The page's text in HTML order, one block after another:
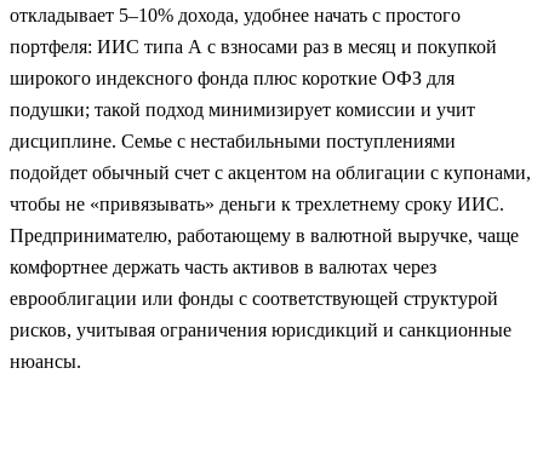
откладывает 5–10% дохода, удобнее начать с простого
портфеля: ИИС типа А с взносами раз в месяц и покупкой
широкого индексного фонда плюс короткие ОФЗ для
подушки; такой подход минимизирует комиссии и учит
дисциплине. Семье с нестабильными поступлениями
подойдет обычный счет с акцентом на облигации с купонами,
чтобы не «привязывать» деньги к трехлетнему сроку ИИС.
Предпринимателю, работающему в валютной выручке, чаще
комфортнее держать часть активов в валютах через
еврооблигации или фонды с соответствующей структурой
рисков, учитывая ограничения юрисдикций и санкционные
нюансы.